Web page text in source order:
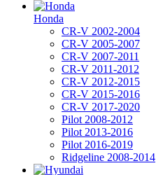
Honda
CR-V 2002-2004
CR-V 2005-2007
CR-V 2007-2011
CR-V 2011-2012
CR-V 2012-2015
CR-V 2015-2016
CR-V 2017-2020
Pilot 2008-2012
Pilot 2013-2016
Pilot 2016-2019
Ridgeline 2008-2014